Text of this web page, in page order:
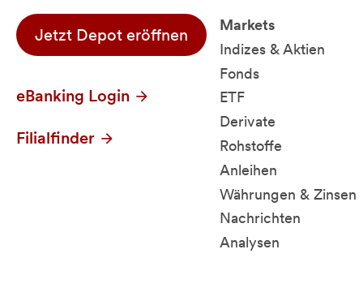
Jetzt Depot eröffnen
eBanking Login
Filialfinder
Markets
Indizes & Aktien
Fonds
ETF
Derivate
Rohstoffe
Anleihen
Währungen & Zinsen
Nachrichten
Analysen